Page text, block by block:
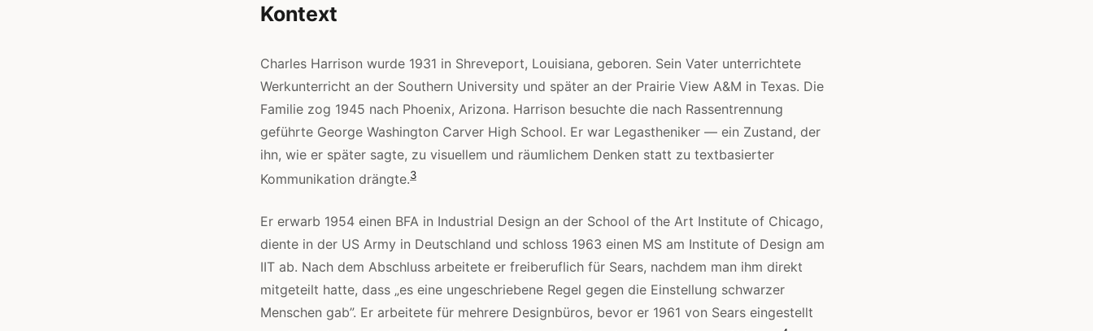
Kontext
Charles Harrison wurde 1931 in Shreveport, Louisiana, geboren. Sein Vater unterrichtete
Werkunterricht an der Southern University und später an der Prairie View A&M in Texas. Die
Familie zog 1945 nach Phoenix, Arizona. Harrison besuchte die nach Rassentrennung
geführte George Washington Carver High School. Er war Legastheniker — ein Zustand, der
ihn, wie er später sagte, zu visuellem und räumlichem Denken statt zu textbasierter
Kommunikation drängte.3
Er erwarb 1954 einen BFA in Industrial Design an der School of the Art Institute of Chicago,
diente in der US Army in Deutschland und schloss 1963 einen MS am Institute of Design am
IIT ab. Nach dem Abschluss arbeitete er freiberuflich für Sears, nachdem man ihm direkt
mitgeteilt hatte, dass „es eine ungeschriebene Regel gegen die Einstellung schwarzer
Menschen gab”. Er arbeitete für mehrere Designbüros, bevor er 1961 von Sears eingestellt